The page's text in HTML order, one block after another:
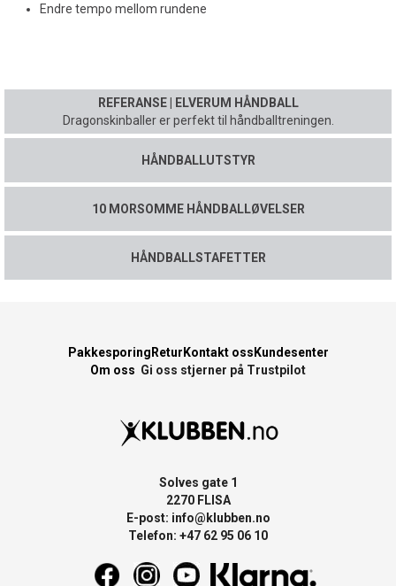
Endre tempo mellom rundene
REFERANSE | ELVERUM HÅNDBALL
Dragonskinballer er perfekt til håndballtreningen.
HÅNDBALLUTSTYR
10 MORSOMME HÅNDBALLØVELSER
HÅNDBALLSTAFETTER
Pakkesporing Retur Kontakt oss Kundesenter
Om oss Gi oss stjerner på Trustpilot
Solves gate 1
2270 FLISA
E-post: info@klubben.no
Telefon: +47 62 95 06 10